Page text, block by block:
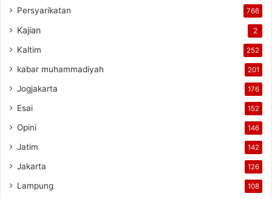
Persyarikatan 766
Kajian 2
Kaltim 252
kabar muhammadiyah 201
Jogjakarta 176
Esai 152
Opini 146
Jatim 142
Jakarta 126
Lampung 108